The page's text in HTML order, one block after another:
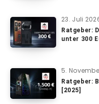
23. Juli
Ratgeber:
unter 300
5.
Ratgeber:
[2025]